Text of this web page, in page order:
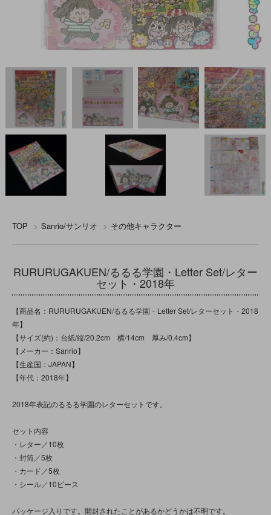
TOP > Sanrio/サンリオ > その他キャラクター
RURURUGAKUEN/るるる学園・Letter Set/レター
セット・2018年
【商品名：RURURUGAKUEN/るるる学園・Letter Set/レターセット・2018
年】
【サイズ(約)：台紙/縦/20.2cm 横/14cm 厚み/0.4cm】
【メーカー：Sanrio】
【生産国：JAPAN】
【年代：2018年】
2018年表記のるるる学園のレターセットです。
セット内容
・レター／10枚
・封筒／5枚
・カード／5枚
・シール／10ピース
パッケージ入りです。開封されたことがあるかどうかは不明です。